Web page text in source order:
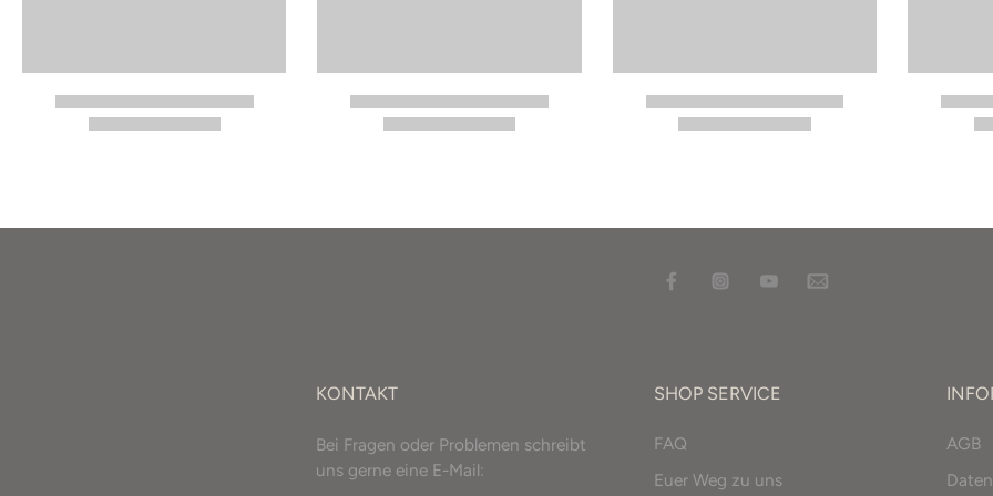
KONTAKT
Bei Fragen oder Problemen schreibt
uns gerne eine E-Mail:
SHOP SERVICE
FAQ
Euer Weg zu uns
AGB